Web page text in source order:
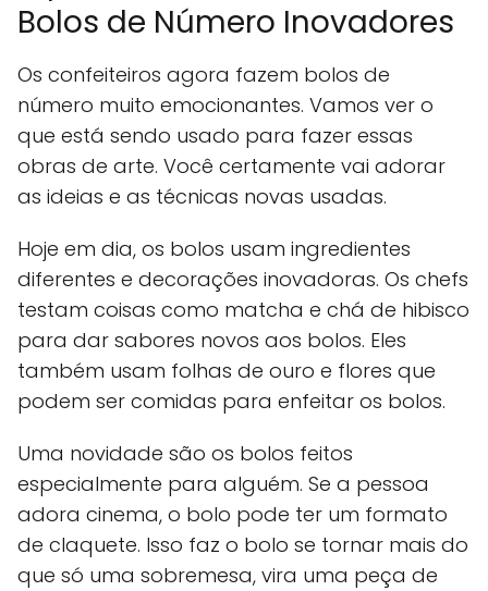
Bolos de Número Inovadores
Os confeiteiros agora fazem bolos de
número muito emocionantes. Vamos ver o
que está sendo usado para fazer essas
obras de arte. Você certamente vai adorar
as ideias e as técnicas novas usadas.
Hoje em dia, os bolos usam ingredientes
diferentes e decorações inovadoras. Os chefs
testam coisas como matcha e chá de hibisco
para dar sabores novos aos bolos. Eles
também usam folhas de ouro e flores que
podem ser comidas para enfeitar os bolos.
Uma novidade são os bolos feitos
especialmente para alguém. Se a pessoa
adora cinema, o bolo pode ter um formato
de claquete. Isso faz o bolo se tornar mais do
que só uma sobremesa, vira uma peça de